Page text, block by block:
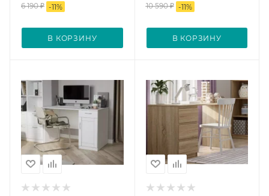
6 190₽ -11%
В КОРЗИНУ
10 590₽ -11%
В КОРЗИНУ